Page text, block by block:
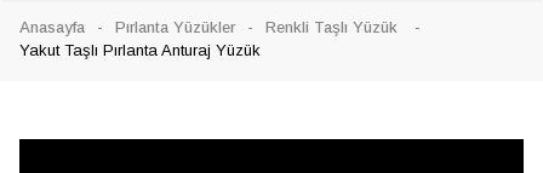
Anasayfa Pırlanta Yüzükler
Renkli Taşlı Yüzük
Yakut Taşlı Pırlanta Anturaj Yüzük